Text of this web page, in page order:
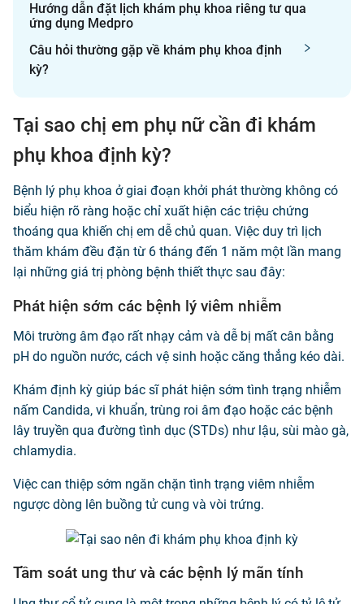
Hướng dẫn đặt lịch khám phụ khoa riêng tư qua
ứng dụng Medpro
Câu hỏi thường gặp về khám phụ khoa định
kỳ?
Tại sao chị em phụ nữ cần đi khám
phụ khoa định kỳ?
Bệnh lý phụ khoa ở giai đoạn khởi phát thường không có
biểu hiện rõ ràng hoặc chỉ xuất hiện các triệu chứng
thoáng qua khiến chị em dễ chủ quan. Việc duy trì lịch
thăm khám đều đặn từ 6 tháng đến 1 năm một lần mang
lại những giá trị phòng bệnh thiết thực sau đây:
Phát hiện sớm các bệnh lý viêm nhiễm
Môi trường âm đạo rất nhạy cảm và dễ bị mất cân bằng
pH do nguồn nước, cách vệ sinh hoặc căng thẳng kéo dài.
Khám định kỳ giúp bác sĩ phát hiện sớm tình trạng nhiễm
nấm Candida, vi khuẩn, trùng roi âm đạo hoặc các bệnh
lây truyền qua đường tình dục (STDs) như lậu, sùi mào gà,
chlamydia.
Việc can thiệp sớm ngăn chặn tình trạng viêm nhiễm
ngược dòng lên buồng tử cung và vòi trứng.
Tầm soát ung thư và các bệnh lý mãn tính